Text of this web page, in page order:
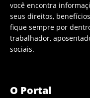
você encontra
seus direitos,
fique sempre por
trabalhador,
sociais.
O Portal